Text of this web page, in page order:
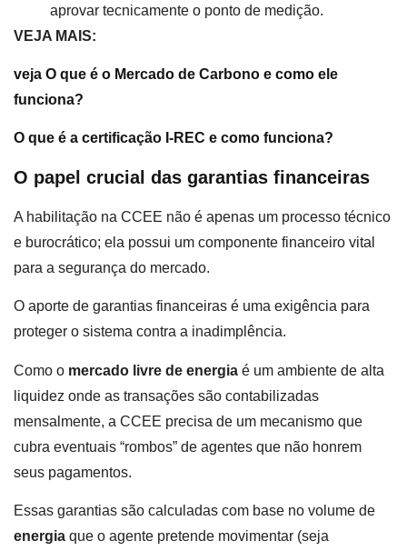
aprovar tecnicamente o ponto de medição.
VEJA MAIS:
veja O que é o Mercado de Carbono e como ele
funciona?
O que é a certificação I-REC e como funciona?
O papel crucial das garantias financeiras
A habilitação na CCEE não é apenas um processo técnico
e burocrático; ela possui um componente financeiro vital
para a segurança do mercado.
O aporte de garantias financeiras é uma exigência para
proteger o sistema contra a inadimplência.
Como o mercado livre de energia é um ambiente de alta
liquidez onde as transações são contabilizadas
mensalmente, a CCEE precisa de um mecanismo que
cubra eventuais “rombos” de agentes que não honrem
seus pagamentos.
Essas garantias são calculadas com base no volume de
energia que o agente pretende movimentar (seja